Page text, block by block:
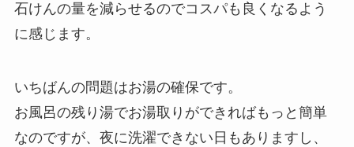
石けんの量を減らせるのでコスパも良くなるよう
に感じます。
いちばんの問題はお湯の確保です。
お風呂の残り湯でお湯取りができればもっと簡単
なのですが、夜に洗濯できない日もありますし、